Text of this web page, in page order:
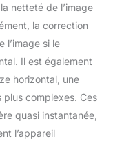
vous
une
netteté de l’image
la correction
l’image si le
Il est également
horizontal, une
complexes. Ces
quasi instantanée,
l’appareil